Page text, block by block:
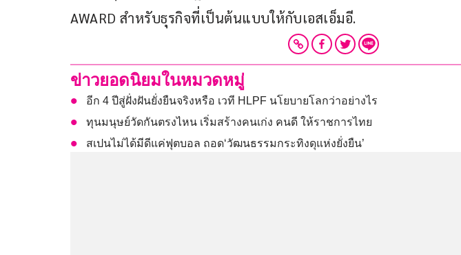
AWARD สำหรับธุรกิจที่เป็นต้นแบบให้กับเอสเอ็มอี.
ข่าวยอดนิยมในหมวดหมู่
อีก 4 ปีสู่ฝั่งฝันยั่งยืนจริงหรือ เวที HLPF นโยบายโลกว่าอย่างไร
ทุนมนุษย์วัดกันตรงไหน เริ่มสร้างคนเก่ง คนดี ให้ราชการไทย
สเปนไม่ได้มีดีแค่ฟุตบอล ถอด‘วัฒนธรรมกระทิงดุแห่งยั่งยืน’